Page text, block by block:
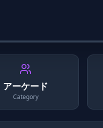
アーケード
Category